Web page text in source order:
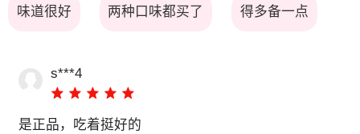
味道很好 两种口味都买了 得多备一点
s***4
是正品，吃着挺好的